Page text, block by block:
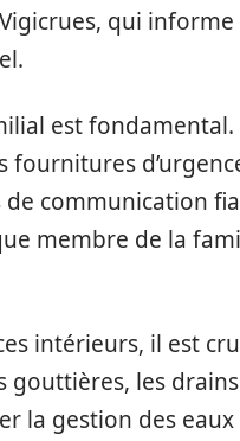
qui
est
de communication
membre de la
intérieurs, il est
les
la gestion des